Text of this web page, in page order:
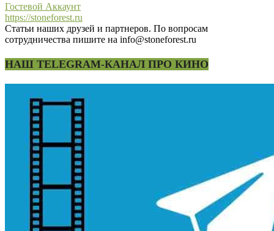
Гостевой Аккаунт
https://stoneforest.ru
Статьи наших друзей и партнеров. По вопросам
сотрудничества пишите на info@stoneforest.ru
НАШ TELEGRAM-КАНАЛ ПРО КИНО